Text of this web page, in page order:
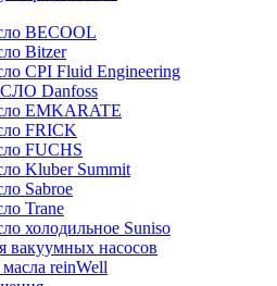
BECOOL
Bitzer
CPI Fluid Engineering
Danfoss
EMKARATE
FRICK
FUCHS
Kluber Summit
Sabroe
Trane
холодильное Suniso
вакуумных насосов
reinWell